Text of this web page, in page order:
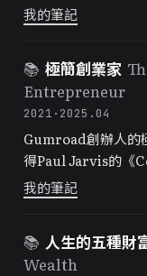
我的筆記
📚 極簡創業家
Entrepreneur
2021 · 2025.04
Gumroad創辦人的
得Paul Jarvis的《
我的筆記
📚 人生的五種財
Wealth